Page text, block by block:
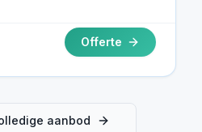
Offerte
aanbod